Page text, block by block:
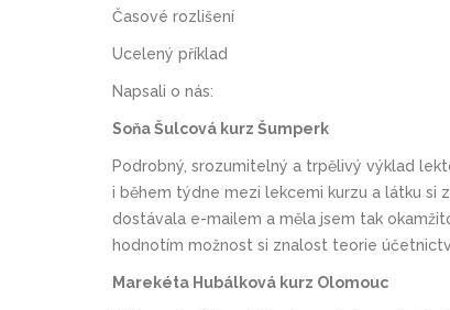
Časové rozlišení
Ucelený příklad
Napsali o nás:
Soňa Šulcová kurz Šumperk
Podrobný, srozumitelný a trpělivý výklad
i během týdne mezi lekcemi kurzu a látku si
dostávala e-mailem a měla jsem tak
hodnotím možnost si znalost teorie
Marekéta Hubálková kurz Olomouc